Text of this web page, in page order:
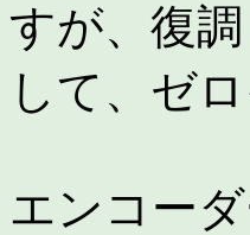
すが、復
して、ゼ
エンコー